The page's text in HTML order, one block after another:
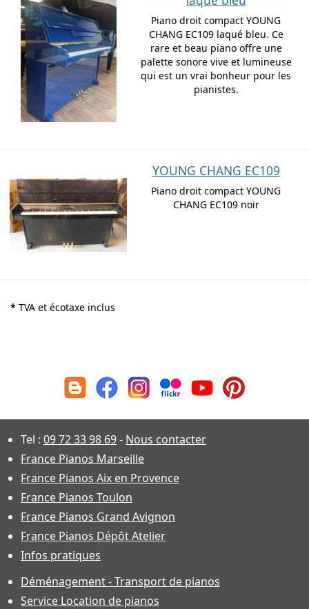
Piano droit compact YOUNG
CHANG EC109 laqué bleu. Ce
rare et beau piano offre une
palette sonore vive et lumineuse
qui est un vrai bonheur pour les
pianistes.
YOUNG CHANG EC109
Piano droit compact YOUNG
CHANG EC109 noir
* TVA et écotaxe inclus
Tel : 09 72 33 98 69- Nous contacter
France Pianos Marseille
France Pianos Aix en Provence
France Pianos Toulon
France Pianos Grand Avignon
France Pianos Dépôt Atelier
Infos pratiques
Déménagement - Transport de pianos
Service Location de pianos